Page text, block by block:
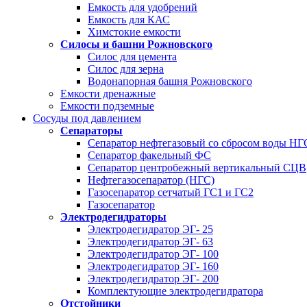
Емкость для удобрений
Емкость для КАС
Химстокие емкости
Силосы и башни Рожновского
Силос для цемента
Силос для зерна
Водонапорная башня Рожновского
Емкости дренажные
Емкости подземные
Сосуды под давлением
Сепараторы
Сепаратор нефтегазовый со сбросом воды
Сепаратор факельный ФС
Сепаратор центробежный вертикальный СЦВ
Нефтегазосепаратор (НГС)
Газосепаратор сетчатый ГС1 и ГС2
Газосепаратор
Электродегидраторы
Электродегидратор ЭГ- 25
Электродегидратор ЭГ- 63
Электродегидратор ЭГ- 100
Электродегидратор ЭГ- 160
Электродегидратор ЭГ- 200
Комплектующие электродегидратора
Отстойники